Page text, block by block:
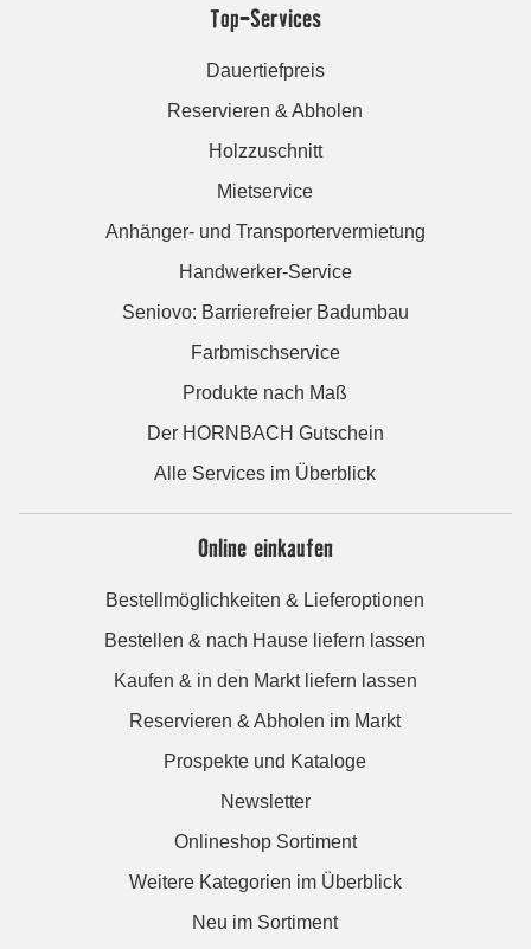
Top-Services
Dauertiefpreis
Reservieren & Abholen
Holzzuschnitt
Mietservice
Anhänger- und Transportervermietung
Handwerker-Service
Seniovo: Barrierefreier Badumbau
Farbmischservice
Produkte nach Maß
Der HORNBACH Gutschein
Alle Services im Überblick
Online einkaufen
Bestellmöglichkeiten & Lieferoptionen
Bestellen & nach Hause liefern lassen
Kaufen & in den Markt liefern lassen
Reservieren & Abholen im Markt
Prospekte und Kataloge
Newsletter
Onlineshop Sortiment
Weitere Kategorien im Überblick
Neu im Sortiment